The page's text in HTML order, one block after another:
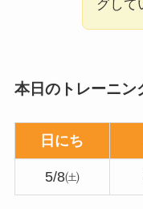
グして
本日のトレーニン
日にち
5/8㈯